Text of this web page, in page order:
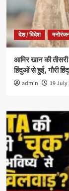
देश / विदेश
आमिर खान की तीसरी
हिंदुओं से हुई, गौरी
admin 19 July